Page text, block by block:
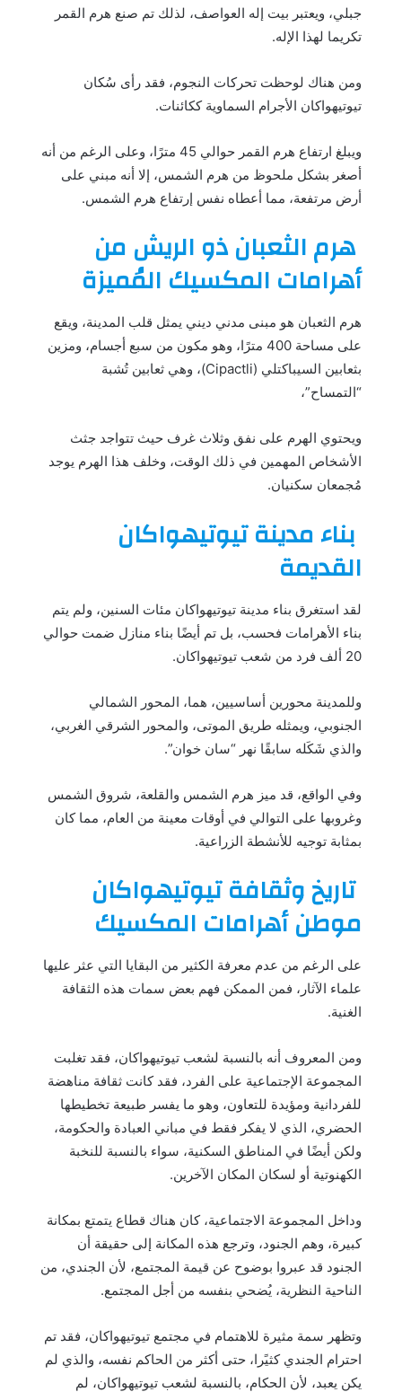
جبلي، ويعتبر بيت إله العواصف، لذلك تم صنع هرم القمر
تكريما لهذا الإله.
ومن هناك لوحظت تحركات النجوم، فقد رأى سُكان
تيوتيهواكان الأجرام السماوية ككائنات.
ويبلغ ارتفاع هرم القمر حوالي 45 مترًا، وعلى الرغم من أنه
أصغر بشكل ملحوظ من هرم الشمس، إلا أنه مبني على
أرض مرتفعة، مما أعطاه نفس إرتفاع هرم الشمس.
هرم الثعبان ذو الريش من
أهرامات المكسيك المُميزة
هرم الثعبان هو مبنى مدني ديني يمثل قلب المدينة، ويقع
على مساحة 400 مترًا، وهو مكون من سبع أجسام، ومزين
بثعابين السيباكتلي (Cipactli)، وهي ثعابين تُشبة
“التمساح”،
ويحتوي الهرم على نفق وثلاث غرف حيث تتواجد جثث
الأشخاص المهمين في ذلك الوقت، وخلف هذا الهرم يوجد
مُجمعان سكنيان.
بناء مدينة تيوتيهواكان
القديمة
لقد استغرق بناء مدينة تيوتيهواكان مئات السنين، ولم يتم
بناء الأهرامات فحسب، بل تم أيضًا بناء منازل ضمت حوالي
20 ألف فرد من شعب تيوتيهواكان.
وللمدينة محورين أساسيين، هما، المحور الشمالي
الجنوبي، ويمثله طريق الموتى، والمحور الشرقي الغربي،
والذي شَكَله سابقًا نهر “سان خوان”.
وفي الواقع، قد ميز هرم الشمس والقلعة، شروق الشمس
وغروبها على التوالي في أوقات معينة من العام، مما كان
بمثابة توجيه للأنشطة الزراعية.
تاريخ وثقافة تيوتيهواكان
موطن أهرامات المكسيك
على الرغم من عدم معرفة الكثير من البقايا التي عثر عليها
علماء الآثار، فمن الممكن فهم بعض سمات هذه الثقافة
الغنية.
ومن المعروف أنه بالنسبة لشعب تيوتيهواكان، فقد تغلبت
المجموعة الإجتماعية على الفرد، فقد كانت ثقافة مناهضة
للفردانية ومؤيدة للتعاون، وهو ما يفسر طبيعة تخطيطها
الحضري، الذي لا يفكر فقط في مباني العبادة والحكومة،
ولكن أيضًا في المناطق السكنية، سواء بالنسبة للنخبة
الكهنوتية أو لسكان المكان الآخرين.
وداخل المجموعة الاجتماعية، كان هناك قطاع يتمتع بمكانة
كبيرة، وهم الجنود، وترجع هذه المكانة إلى حقيقة أن
الجنود قد عبروا بوضوح عن قيمة المجتمع، لأن الجندي، من
الناحية النظرية، يُضحي بنفسه من أجل المجتمع.
وتظهر سمة مثيرة للاهتمام في مجتمع تيوتيهواكان، فقد تم
احترام الجندي كثيًرا، حتى أكثر من الحاكم نفسه، والذي لم
يكن يعبد، لأن الحكام، بالنسبة لشعب تيوتيهواكان، لم